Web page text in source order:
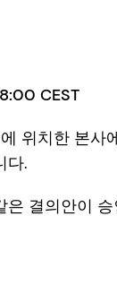
CEST
위치한 본
다.
결의안이